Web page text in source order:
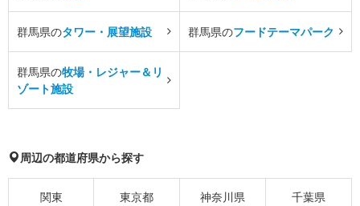
群馬県のタワー・展望施設 群馬県のフードテーマパーク
群馬県の牧場・レジャー＆リ
ゾート施設
周辺の都道府県から探す
関東 東京都 神奈川県 千葉県